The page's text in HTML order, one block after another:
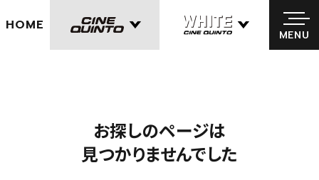
HOME
MENU
MENU
お探しのページは
見つかりませんでした